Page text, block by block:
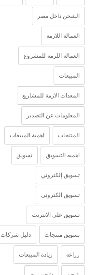
الشحن داخل مصر
العمالة اللازمة
العمالة اللزمة للمشروع
المبيعات
المعدات الازمة للمشاريع
المعلومات عن التصدير
المنتجات اهمية المبيعات
اهميه التسويق تسويق
تسويق إلكتروني
تسويق الكترونى
تسويق على الانترنت
تسويق منتجات دليل شركات
زراعة زيادة المبيعات